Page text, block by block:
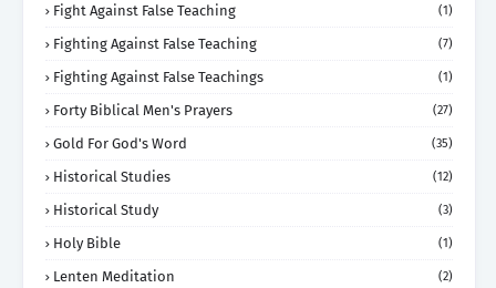
Fight Against False Teaching (1)
Fighting Against False Teaching (7)
Fighting Against False Teachings (1)
Forty Biblical Men's Prayers (27)
Gold For God's Word (35)
Historical Studies (12)
Historical Study (3)
Holy Bible (1)
Lenten Meditation (2)